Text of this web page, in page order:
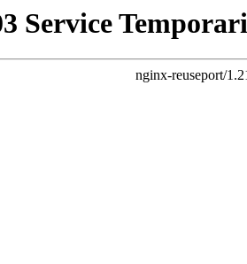
Service
nginx-reuseport/